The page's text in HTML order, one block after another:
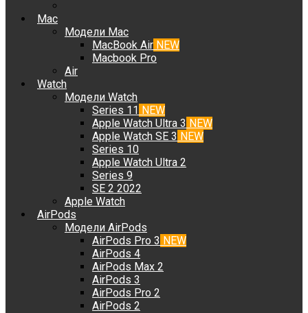
Mac
Модели Mac
MacBook Air NEW
Macbook Pro
Air
Watch
Модели Watch
Series 11 NEW
Apple Watch Ultra 3 NEW
Apple Watch SE 3 NEW
Series 10
Apple Watch Ultra 2
Series 9
SE 2 2022
Apple Watch
AirPods
Модели AirPods
AirPods Pro 3 NEW
AirPods 4
AirPods Max 2
AirPods 3
AirPods Pro 2
AirPods 2